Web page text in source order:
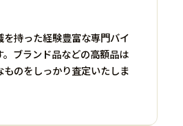
を持った経験豊富な専門バイ
。ブランド品などの高額品は
ものをしっかり査定いたしま